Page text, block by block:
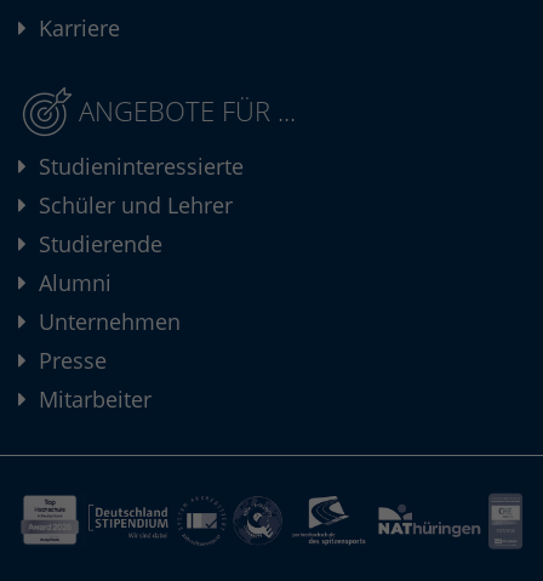
Karriere
ANGEBOTE FÜR ...
Studieninteressierte
Schüler und Lehrer
Studierende
Alumni
Unternehmen
Presse
Mitarbeiter